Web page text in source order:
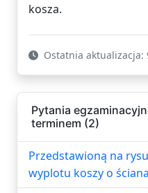
kosza.
Ostatnia aktualizacja:
Pytania
terminem (2)
Przedstawioną na
wyplotu koszy o